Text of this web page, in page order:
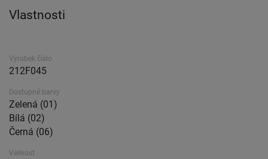
Vlastnosti
Výrobek číslo
212F045
Dostupné barvy
Zelená (01)
Bílá (02)
Černá (06)
Velikost